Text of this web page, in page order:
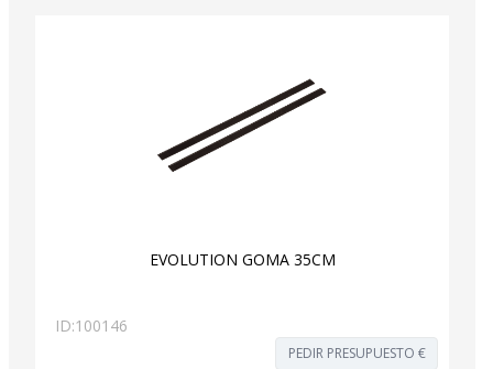
EVOLUTION GOMA 35CM
ID:100146
PEDIR PRESUPUESTO €